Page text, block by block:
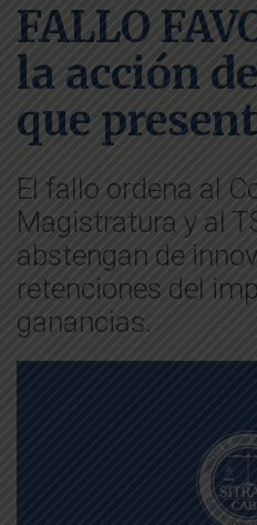
FALLO
la acción
que
El fallo ordena al
Magistratura y al
abstengan de
retenciones del
ganancias.